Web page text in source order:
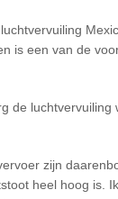
is een van de
de luchtvervuiling
zijn
heel hoog is.